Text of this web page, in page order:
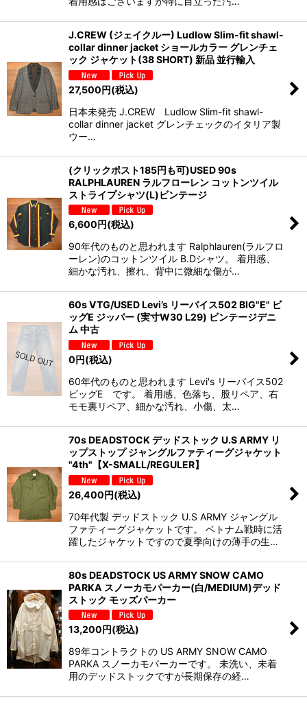
J.CREW (ジェイクルー) Ludlow Slim-fit shawl-
collar dinner jacket ショールカラー グレンチェ
ック ジャケット(38 SHORT) 新品 並行輸入
27,500円(税込)
日本未発売 J.CREW Ludlow Slim-fit shawl-
collar dinner jacket グレンチェックのイタリア製
ウー…
(クリックポスト185円も可)USED 90s
RALPHLAUREN ラルフローレン コットンツイル
ストライプシャツ(L)ビンテージ
6,600円(税込)
90年代のものと思われます Ralphlauren(ラルフロ
ーレン)のコットンツイル B.Dシャツ。 着用感、
細かな汚れ、擦れ、背中に微細な傷が…
60s VTG/USED Levi’s リーバイス502 BIG"E" ビ
ッグE ジッパー (実寸W30 L29) ビンテージデニ
ム 中古
0円(税込)
60年代のものと思われます Levi's リーバイス502
ビッグE です。 着用感、色落ち、股リペア、右
モモ裏リペア、細かな汚れ、小傷、太…
70s DEADSTOCK デッドストック U.S ARMY リ
ップストップ ジャングルファティーグジャケット
"4th"【X-SMALL/REGULER】
26,400円(税込)
70年代製 デッドストック U.S ARMY ジャングル
ファティーグジャケットです。 ベトナム戦時に活
躍したジャケットですので夏季向けの薄手の生…
80s DEADSTOCK US ARMY SNOW CAMO
PARKA スノーカモパーカー(白/MEDIUM)デッド
ストック モッズパーカー
13,200円(税込)
89年コントラクトの US ARMY SNOW CAMO
PARKA スノーカモパーカーです。 未洗い、未着
用のデッドストックですが長期保存の経…